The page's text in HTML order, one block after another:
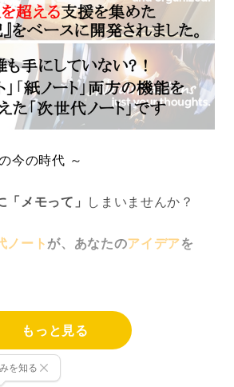
今の時代 ～
「メモって」 しまいませんか？
ノートが、あなたのアイデアを
もっと見る
を知る